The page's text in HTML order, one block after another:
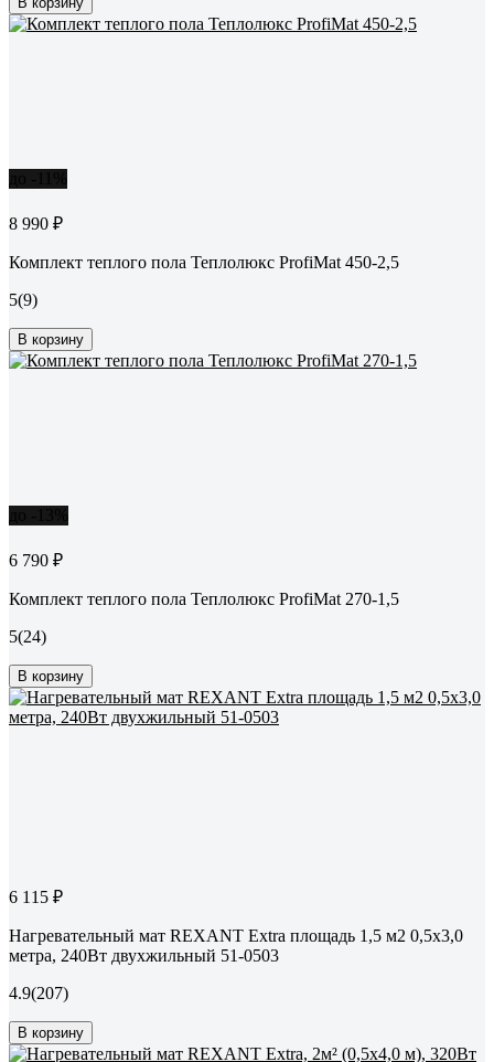
8 990 ₽
Комплект теплого пола Теплолюкс ProfiMat 450-2,5
5(9)
В корзину
6 790 ₽
Комплект теплого пола Теплолюкс ProfiMat 270-1,5
5(24)
В корзину
6 115 ₽
Нагревательный мат REXANT Extra площадь 1,5 м2 0,5x3,0
метра, 240Вт двухжильный 51-0503
4.9(207)
В корзину